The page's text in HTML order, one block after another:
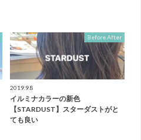
Before After
2019.9.8
イルミナカラーの新色
【STARDUST】スターダストがと
ても良い